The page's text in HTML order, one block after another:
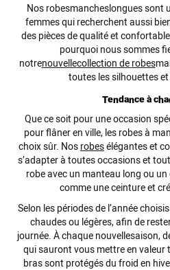
Nos robesmancheslonguessont
femmes qui recherchent aussi
des pièces de qualité et
pourquoi nous sommes
notrenouvellecollection de robes
toutes les silhouettes
Tendance à
Que ce soit pour uneoccasion
pour flâner en ville, les robesà
choix sûr. Nos robesélégantes et
s’adapter à toutesoccasionset
robe avec un manteau long ou
comme une ceinture et
Selon les périodes de l’année
chaudes ou légères, afin de
journée. À chaque nouvellesaison,
qui sauront vous mettre en
bras sont protégés du froid en